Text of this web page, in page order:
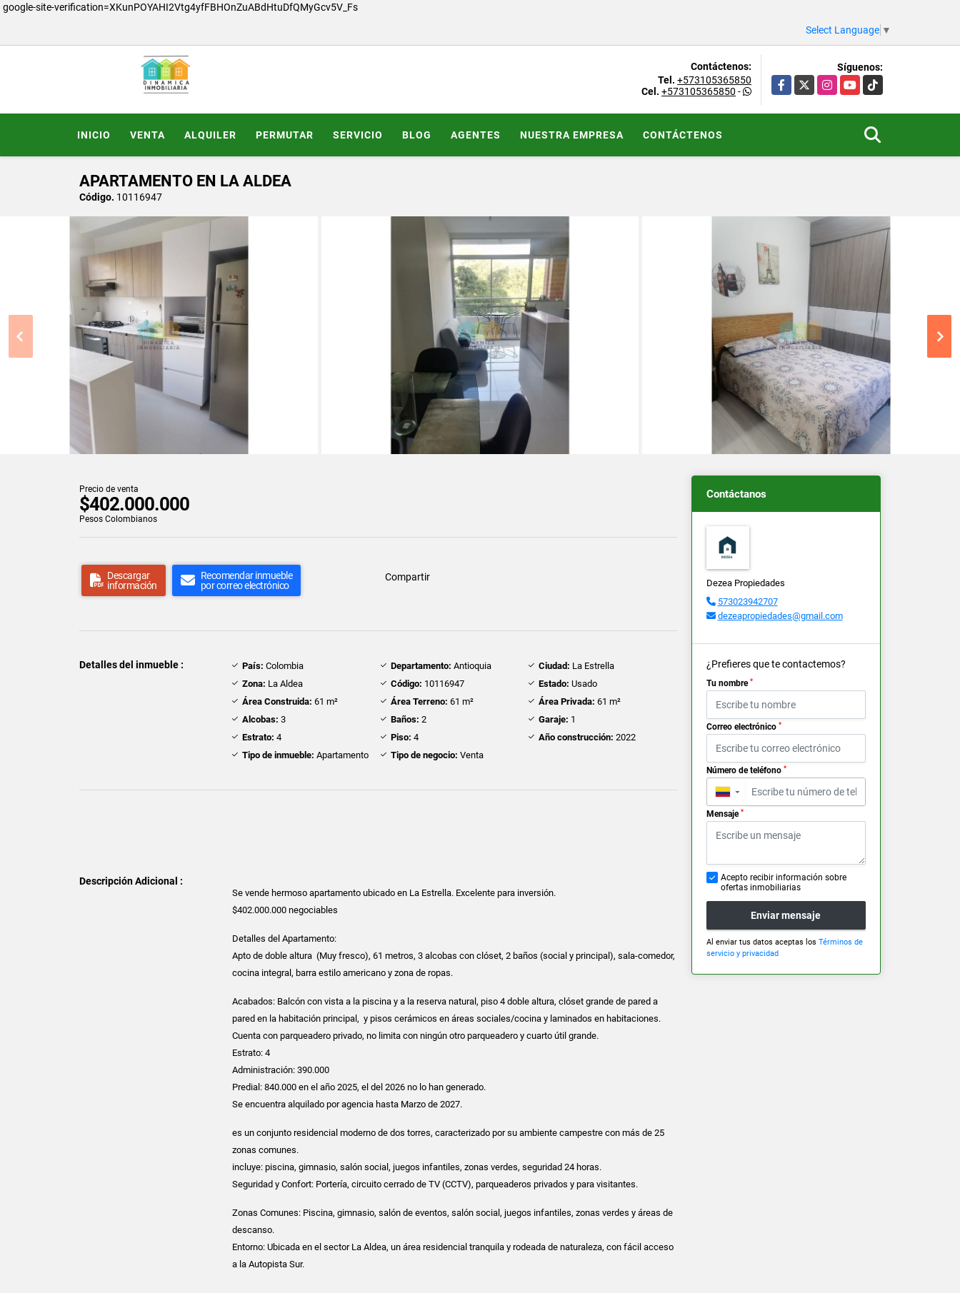
google-site-verification=XKunPOYAHI2Vtg4yfFBHOnZuABdHtuDfQMyGcv5V_Fs
Select Language ▼
Contáctenos:
Tel. +573105365850
Cel. +573105365850 -
Síguenos:
Facebook
X InstagramYouTubeTikTok
INICIO VENTA ALQUILER PERMUTAR SERVICIO BLOG AGENTES NUESTRA EMPRESA CONTÁCTENOS
APARTAMENTO EN LA ALDEA
Código. 10116947
Precio de venta
$402.000.000
Pesos Colombianos
Descargar
información
Recomendar inmueble
por correo electrónico
Compartir
Detalles del inmueble : País: Colombia Departamento: Antioquia Ciudad: La Estrella
Zona: La Aldea Código: 10116947 Estado: Usado
Área Construida: 61 m² Área Terreno: 61 m² Área Privada: 61 m²
Alcobas: 3 Baños: 2 Garaje: 1
Estrato: 4 Piso: 4 Año construcción: 2022
Tipo de inmueble: Apartamento Tipo de negocio: Venta
Descripción Adicional :
Se vende hermoso apartamento ubicado en La Estrella. Excelente para inversión.
$402.000.000 negociables
Detalles del Apartamento:
Apto de doble altura (Muy fresco), 61 metros, 3 alcobas con clóset, 2 baños (social y principal), sala-comedor,
cocina integral, barra estilo americano y zona de ropas.
Acabados: Balcón con vista a la piscina y a la reserva natural, piso 4 doble altura, clóset grande de pared a
pared en la habitación principal, y pisos cerámicos en áreas sociales/cocina y laminados en habitaciones.
Cuenta con parqueadero privado, no limita con ningún otro parqueadero y cuarto útil grande.
Estrato: 4
Administración: 390.000
Predial: 840.000 en el año 2025, el del 2026 no lo han generado.
Se encuentra alquilado por agencia hasta Marzo de 2027.
es un conjunto residencial moderno de dos torres, caracterizado por su ambiente campestre con más de 25
zonas comunes.
incluye: piscina, gimnasio, salón social, juegos infantiles, zonas verdes, seguridad 24 horas.
Seguridad y Confort: Portería, circuito cerrado de TV (CCTV), parqueaderos privados y para visitantes.
Zonas Comunes: Piscina, gimnasio, salón de eventos, salón social, juegos infantiles, zonas verdes y áreas de
descanso.
Entorno: Ubicada en el sector La Aldea, un área residencial tranquila y rodeada de naturaleza, con fácil acceso
a la Autopista Sur.
Contáctanos
Dezea Propiedades
573023942707
dezeapropiedades@gmail.com
¿Prefieres que te contactemos?
Tu nombre *
Correo electrónico *
Número de teléfono *
▼
Mensaje *
Acepto recibir información sobre
ofertas inmobiliarias
Enviar mensaje
Al enviar tus datos aceptas los Términos de
servicio y privacidad